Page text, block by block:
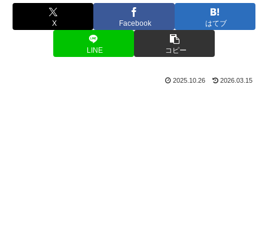
X Facebook はてブ
LINE コピー
2025.10.26 2026.03.15